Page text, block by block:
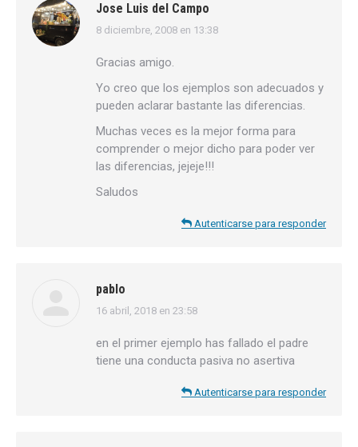
Jose Luis del Campo
dice:
8 diciembre, 2008 en 13:38
Gracias amigo.
Yo creo que los ejemplos son adecuados y
pueden aclarar bastante las diferencias.
Muchas veces es la mejor forma para
comprender o mejor dicho para poder ver
las diferencias, jejeje!!!
Saludos
Autenticarse para responder
pablo
dice:
16 abril, 2018 en 23:58
en el primer ejemplo has fallado el padre
tiene una conducta pasiva no asertiva
Autenticarse para responder